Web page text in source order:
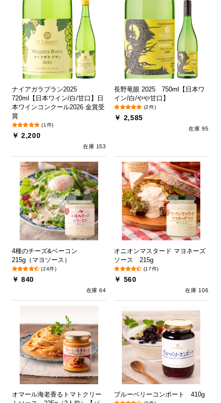
ナイアガラブラン2025
720ml【日本ワイン/白/甘口】日
本ワインコンクール2026 金賞受
賞
(1件)
￥ 2,200
在庫 153
長野竜眼 2025 750ml【日本ワ
イン/白/やや甘口】
(2件)
￥ 2,585
在庫 95
4種のチーズ&ベーコン
215g（マヨソース）
(24件)
￥ 840
在庫 64
オニオンマスタード マヨネーズ
ソース 215g
(17件)
￥ 560
在庫 106
オマール海老香るトマトクリー
ブルーベリーコンポート 410g